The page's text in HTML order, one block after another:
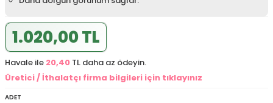
1.020,00 TL
Havale ile 20,40 TL daha az ödeyin.
Üretici / İthalatçı firma bilgileri için tıklayınız
ADET